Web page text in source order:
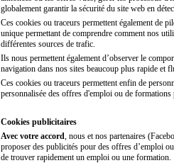
globalement garantir la sécurité du site web en
Ces cookies ou traceurs permettent également de
unique permettant de comprendre comment nos
différentes sources de trafic.
Ils nous permettent également d’observer le
navigation dans nos sites beaucoup plus rapide et
Ces cookies ou traceurs permettent enfin de
personnalisée des offres d'emploi ou de formations
Cookies publicitaires
Avec votre accord , nous et nos partenaires
proposer des publicités pour des offres d’emploi
de trouver rapidement un emploi ou une formation.